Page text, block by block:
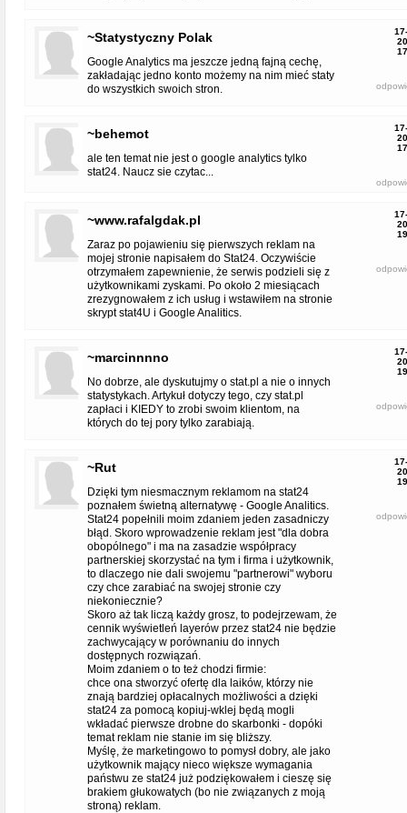
~Statystyczny Polak
Google Analytics ma jeszcze jedną fajną cechę,
zakładając jedno konto możemy na nim mieć staty
do wszystkich swoich stron.
~behemot
ale ten temat nie jest o google analytics tylko
stat24. Naucz sie czytac...
~www.rafalgdak.pl
Zaraz po pojawieniu się pierwszych reklam na
mojej stronie napisałem do Stat24. Oczywiście
otrzymałem zapewnienie, że serwis podzieli się z
użytkownikami zyskami. Po około 2 miesiącach
zrezygnowałem z ich usług i wstawiłem na stronie
skrypt stat4U i Google Analitics.
~marcinnnno
No dobrze, ale dyskutujmy o stat.pl a nie o innych
statystykach. Artykuł dotyczy tego, czy stat.pl
zapłaci i KIEDY to zrobi swoim klientom, na
których do tej pory tylko zarabiają.
~Rut
Dzięki tym niesmacznym reklamom na stat24
poznałem świetną alternatywę - Google Analitics.
Stat24 popełnili moim zdaniem jeden zasadniczy
błąd. Skoro wprowadzenie reklam jest "dla dobra
obopólnego" i ma na zasadzie współpracy
partnerskiej skorzystać na tym i firma i użytkownik,
to dlaczego nie dali swojemu "partnerowi" wyboru
czy chce zarabiać na swojej stronie czy
niekoniecznie?
Skoro aż tak liczą każdy grosz, to podejrzewam, że
cennik wyświetleń layerów przez stat24 nie będzie
zachwycający w porównaniu do innych
dostępnych rozwiązań.
Moim zdaniem o to też chodzi firmie:
chce ona stworzyć ofertę dla laików, którzy nie
znają bardziej opłacalnych możliwości a dzięki
stat24 za pomocą kopiuj-wklej będą mogli
wkładać pierwsze drobne do skarbonki - dopóki
temat reklam nie stanie im się bliższy.
Myślę, że marketingowo to pomysł dobry, ale jako
użytkownik mający nieco większe wymagania
państwu ze stat24 już podziękowałem i cieszę się
brakiem głukowatych (bo nie związanych z moją
stroną) reklam.